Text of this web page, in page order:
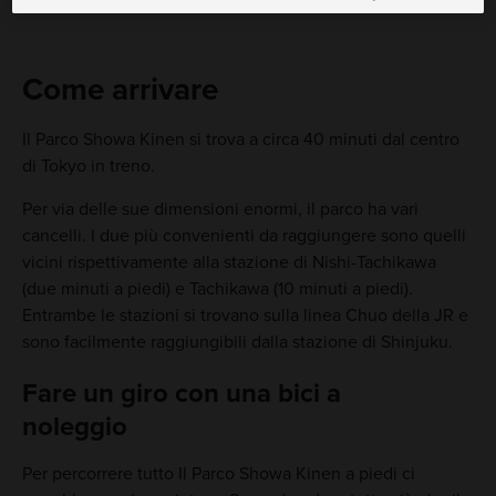
Come arrivare
Il Parco Showa Kinen si trova a circa 40 minuti dal centro
di Tokyo in treno.
Per via delle sue dimensioni enormi, il parco ha vari
cancelli. I due più convenienti da raggiungere sono quelli
vicini rispettivamente alla stazione di Nishi-Tachikawa
(due minuti a piedi) e Tachikawa (10 minuti a piedi).
Entrambe le stazioni si trovano sulla linea Chuo della JR e
sono facilmente raggiungibili dalla stazione di Shinjuku.
Fare un giro con una bici a
noleggio
Per percorrere tutto Il Parco Showa Kinen a piedi ci